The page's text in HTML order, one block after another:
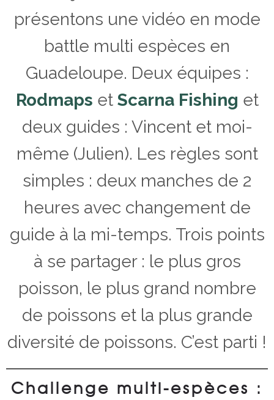
présentons une vidéo en mode
battle multi espèces en
Guadeloupe. Deux équipes :
Rodmaps et Scarna Fishing et
deux guides : Vincent et moi-
même (Julien). Les règles sont
simples : deux manches de 2
heures avec changement de
guide à la mi-temps. Trois points
à se partager : le plus gros
poisson, le plus grand nombre
de poissons et la plus grande
diversité de poissons. C’est parti !
Challenge multi-espèces :